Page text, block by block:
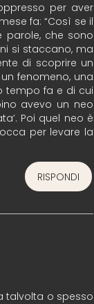
per aver
fa: “Così se il
che sono
si staccano, ma
di scoprire un
fenomeno, una
tempo fa e di cui
avevo un neo
Poi quel neo è
per levare la
RISPONDI
talvolta o spesso